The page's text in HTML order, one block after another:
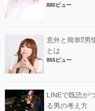
880ビュー
意外と簡単⁉︎男
とは
855ビュー
LINEで既読が
る男の考え方